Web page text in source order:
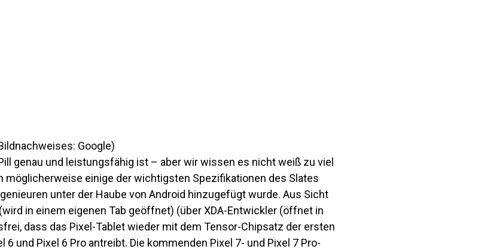
Google)
genau und leistungsfähig ist – aber wir wissen es nicht weiß zu viel
möglicherweise einige der wichtigsten Spezifikationen des Slates
unter der Haube von Android hinzugefügt wurde. Aus Sicht
(wird in einem eigenen Tab geöffnet) (über XDA-Entwickler (öffnet in
dass das Pixel-Tablet wieder mit dem Tensor-Chipsatz der ersten
6 und Pixel 6 Pro antreibt. Die kommenden Pixel 7- und Pixel 7 Pro-